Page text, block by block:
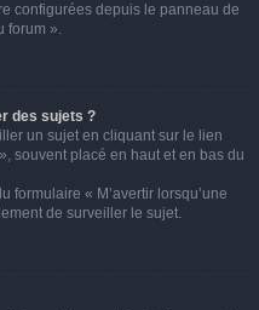
configurées depuis le panneau de
forum ».
des sujets ?
un sujet en cliquant sur le lien
souvent placé en haut et en bas du
formulaire « M’avertir lorsqu’une
de surveiller le sujet.